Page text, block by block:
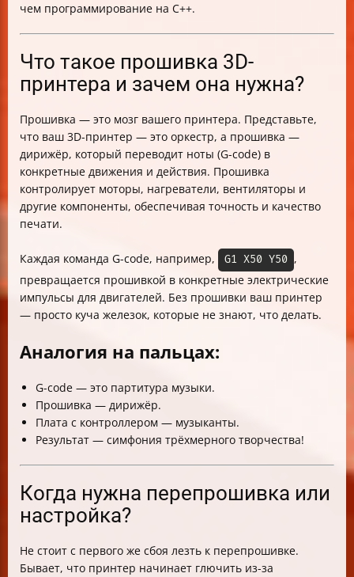
чем программирование на C++.
Что такое прошивка 3D-
принтера и зачем она нужна?
Прошивка — это мозг вашего принтера. Представьте,
что ваш 3D-принтер — это оркестр, а прошивка —
дирижёр, который переводит ноты (G-code) в
конкретные движения и действия. Прошивка
контролирует моторы, нагреватели, вентиляторы и
другие компоненты, обеспечивая точность и качество
печати.
Каждая команда G-code, например, G1 X50 Y50 ,
превращается прошивкой в конкретные электрические
импульсы для двигателей. Без прошивки ваш принтер
— просто куча железок, которые не знают, что делать.
Аналогия на пальцах:
G-code — это партитура музыки.
Прошивка — дирижёр.
Плата с контроллером — музыканты.
Результат — симфония трёхмерного творчества!
Когда нужна перепрошивка или
настройка?
Не стоит с первого же сбоя лезть к перепрошивке.
Бывает, что принтер начинает глючить из-за